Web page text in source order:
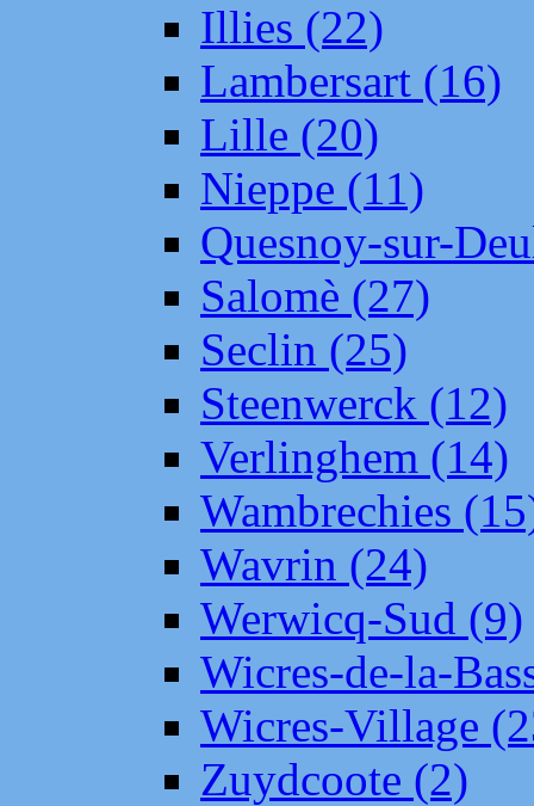
Illies (22)
Lambersart (16)
Lille (20)
Nieppe (11)
Quesnoy-sur-
Salomè (27)
Seclin (25)
Steenwerck (12)
Verlinghem (14)
Wambrechies
Wavrin (24)
Werwicq-Sud (9)
Wicres-de-la-
Wicres-Village
Zuydcoote (2)